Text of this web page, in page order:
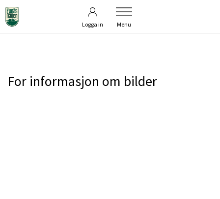
Logga in Menu
Kontakta oss
For informasjon om bilder